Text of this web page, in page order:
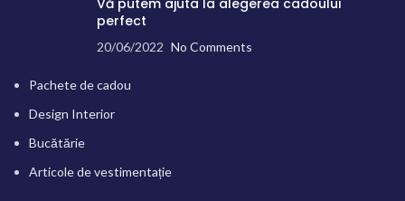
Vă putem ajuta la alegerea cadoului
perfect
20/06/2022 No Comments
Pachete de cadou
Design Interior
Bucătărie
Articole de vestimentație